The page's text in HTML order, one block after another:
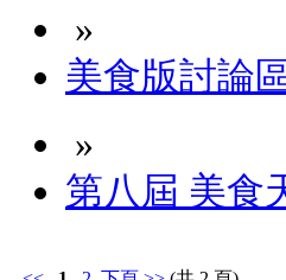
»
美食版討論
»
第八屆 美食